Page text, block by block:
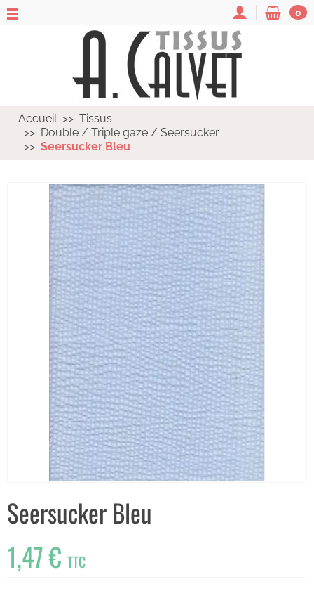
0
Accueil
Tissus
Double / Triple gaze / Seersucker
Seersucker Bleu
Seersucker Bleu
1,47 € TTC